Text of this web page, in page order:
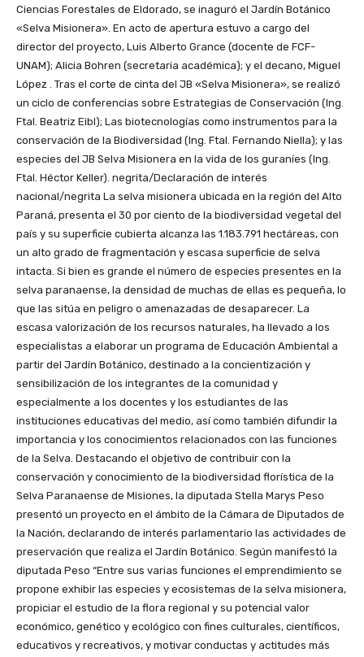
Ciencias Forestales de Eldorado, se inaguró el Jardín Botánico
«Selva Misionera». En acto de apertura estuvo a cargo del
director del proyecto, Luis Alberto Grance (docente de FCF-
UNAM); Alicia Bohren (secretaria académica); y el decano, Miguel
López . Tras el corte de cinta del JB «Selva Misionera», se realizó
un ciclo de conferencias sobre Estrategias de Conservación (Ing.
Ftal. Beatriz Eibl); Las biotecnologías como instrumentos para la
conservación de la Biodiversidad (Ing. Ftal. Fernando Niella); y las
especies del JB Selva Misionera en la vida de los guraníes (Ing.
Ftal. Héctor Keller). negrita/Declaración de interés
nacional/negrita La selva misionera ubicada en la región del Alto
Paraná, presenta el 30 por ciento de la biodiversidad vegetal del
país y su superficie cubierta alcanza las 1.183.791 hectáreas, con
un alto grado de fragmentación y escasa superficie de selva
intacta. Si bien es grande el número de especies presentes en la
selva paranaense, la densidad de muchas de ellas es pequeña, lo
que las sitúa en peligro o amenazadas de desaparecer. La
escasa valorización de los recursos naturales, ha llevado a los
especialistas a elaborar un programa de Educación Ambiental a
partir del Jardín Botánico, destinado a la concientización y
sensibilización de los integrantes de la comunidad y
especialmente a los docentes y los estudiantes de las
instituciones educativas del medio, así como también difundir la
importancia y los conocimientos relacionados con las funciones
de la Selva. Destacando el objetivo de contribuir con la
conservación y conocimiento de la biodiversidad florística de la
Selva Paranaense de Misiones, la diputada Stella Marys Peso
presentó un proyecto en el ámbito de la Cámara de Diputados de
la Nación, declarando de interés parlamentario las actividades de
preservación que realiza el Jardín Botánico. Según manifestó la
diputada Peso “Entre sus varias funciones el emprendimiento se
propone exhibir las especies y ecosistemas de la selva misionera,
propiciar el estudio de la flora regional y su potencial valor
económico, genético y ecológico con fines culturales, científicos,
educativos y recreativos, y motivar conductas y actitudes más